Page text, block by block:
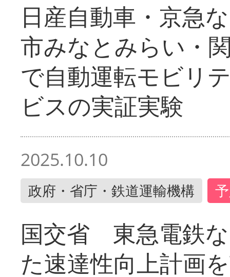
日産自動車・京急
市みなとみらい・
で自動運転モビリ
ビスの実証実験
2025.10.10
政府・省庁・鉄道運輸機構
国交省 東急電鉄
た速達性向上計画